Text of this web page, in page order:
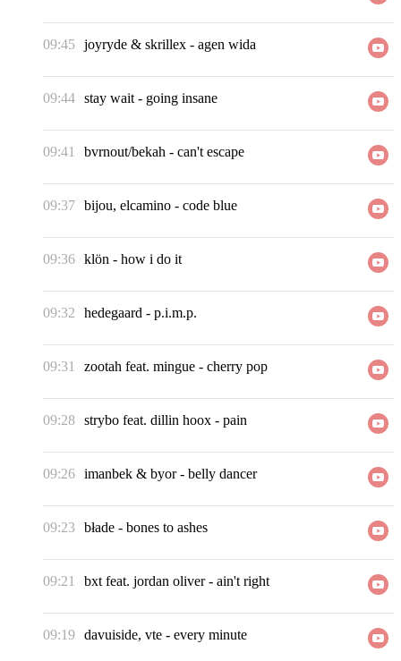
09:45 joyryde & skrillex - agen wida
09:44 stay wait - going insane
09:41 bvrnout/bekah - can't escape
09:37 bijou, elcamino - code blue
09:36 klön - how i do it
09:32 hedegaard - p.i.m.p.
09:31 zootah feat. mingue - cherry pop
09:28 strybo feat. dillin hoox - pain
09:26 imanbek & byor- belly dancer
09:23 błade - bones to ashes
09:21 bxt feat. jordan oliver- ain't right
09:19 davuiside, vte - every minute